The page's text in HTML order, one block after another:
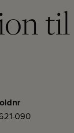
til
090